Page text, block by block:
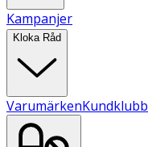
Kampanjer
Kloka Råd
VarumärkenKundklubb